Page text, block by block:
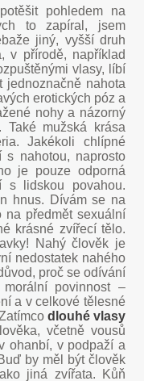
pohledem na
to zapíral, jsem
jiný, vyšší druh
v přírodě, například
vlasy, líbí
nahota
erotických póz a
nohy a názorný
mužská krása
Jakékoli chlípné
s nahotou, naprosto
je pouze odporná
s lidskou povahou.
hnus. Dívám se na
předmět sexuální
krásné zvířecí tělo.
Nahý člověk je
nedostatek nahého
proč se odívání
povinnost –
a v celkové tělesné
dlouhé vlasy
včetně vousů
ohanbí, v podpaží a
by měl být člověk
jiná zvířata. Kůň